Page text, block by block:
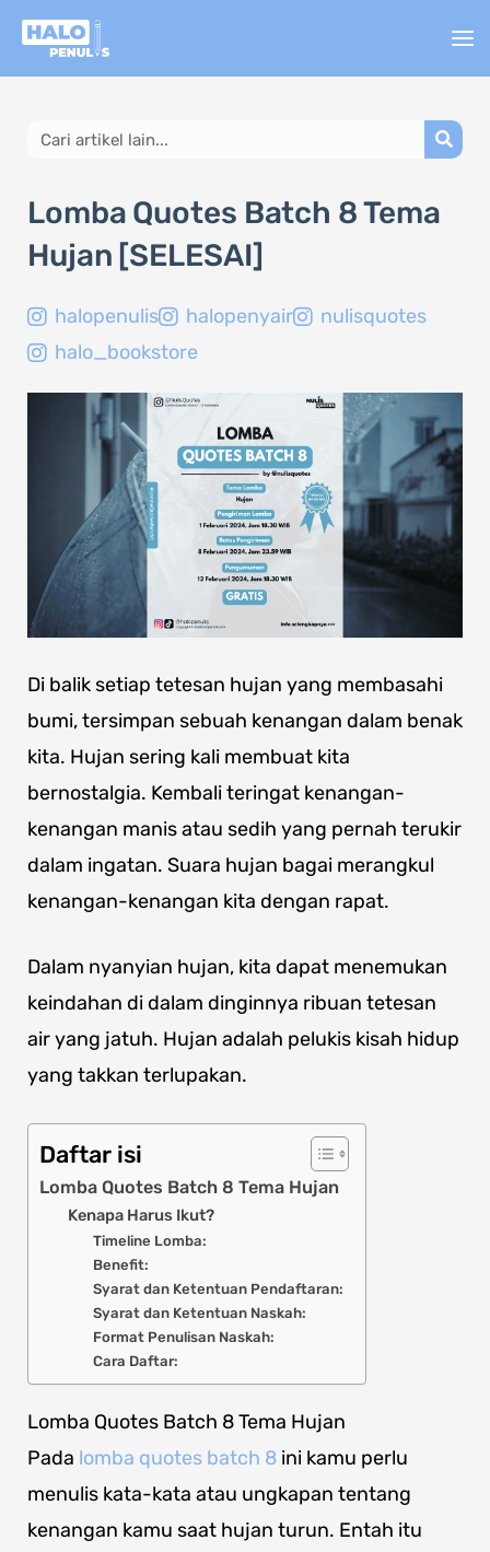
Lewati
Search
Lomba Quotes Batch 8 Tema
Hujan [SELESAI]
halopenulis halopenyair
nulisquotes
halo_bookstore
Di balik setiap tetesan hujan yang membasahi
bumi, tersimpan sebuah kenangan dalam benak
kita. Hujan sering kali membuat kita
bernostalgia. Kembali teringat kenangan-
kenangan manis atau sedih yang pernah terukir
dalam ingatan. Suara hujan bagai merangkul
kenangan-kenangan kita dengan rapat.
Dalam nyanyian hujan, kita dapat menemukan
keindahan di dalam dinginnya ribuan tetesan
air yang jatuh. Hujan adalah pelukis kisah hidup
yang takkan terlupakan.
Daftar isi
Lomba Quotes Batch 8 Tema Hujan
Kenapa Harus Ikut?
Timeline Lomba:
Benefit:
Syarat dan Ketentuan Pendaftaran:
Syarat dan Ketentuan Naskah:
Format Penulisan Naskah:
Cara Daftar:
Lomba Quotes Batch 8 Tema Hujan
Pada lomba quotes batch 8 ini kamu perlu
menulis kata-kata atau ungkapan tentang
kenangan kamu saat hujan turun. Entah itu